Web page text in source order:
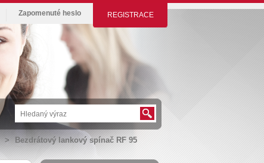
REGISTRACE
Zapomenuté heslo
> Bezdrátový lankový spínač RF 95